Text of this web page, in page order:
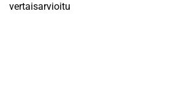
vertaisarvioitu